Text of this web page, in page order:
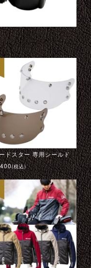
ドスター 専用シールド
(税込)
ャケット
CUSTOM500 クレート アイスブルー
(税込)
ヘッド
(税込)
グローブ
マルティニ レーシング チームジャケット
(税込)